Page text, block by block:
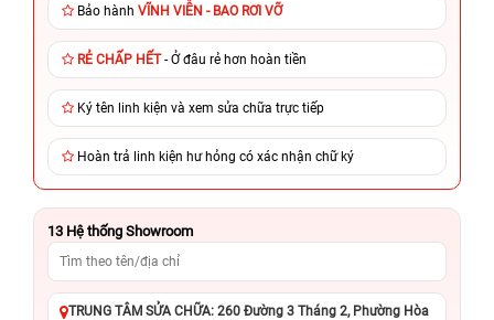
Bảo hành VĨNH VIỄN - BAO RƠI VỠ
RẺ CHẤP HẾT- Ở đâu rẻ hơn hoàn tiền
Ký tên linh kiện và xem sửa chữa trực tiếp
Hoàn trả linh kiện hư hỏng có xác nhận chữ ký
13 Hệ thống Showroom
TRUNG TÂM SỬA CHỮA: 260 Đường 3 Tháng 2, Phường Hòa